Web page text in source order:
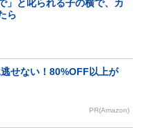
」と叱られる子の横で、カ
ら
せない！80%OFF以上が
PR(Amazon)